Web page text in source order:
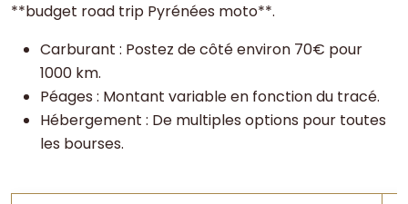
**budget road trip Pyrénées moto**.
Carburant : Postez de côté environ 70€ pour
1000 km.
Péages : Montant variable en fonction du tracé.
Hébergement : De multiples options pour toutes
les bourses.